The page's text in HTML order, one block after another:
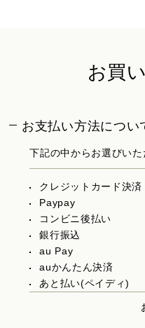
お買
お支払い方法につい
下記の中からお選びいた
クレジットカード決済
Paypay
コンビニ後払い
銀行振込
au Pay
auかんたん決済
あと払い(ペイディ)